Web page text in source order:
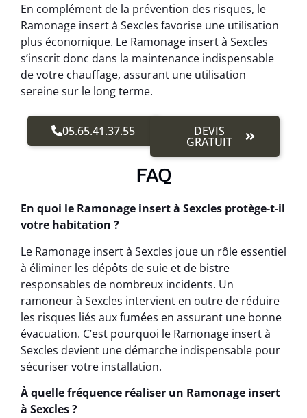
En complément de la prévention des risques, le
Ramonage insert à Sexcles favorise une utilisation
plus économique. Le Ramonage insert à Sexcles
s’inscrit donc dans la maintenance indispensable
de votre chauffage, assurant une utilisation
sereine sur le long terme.
05.65.41.37.55 DEVIS
GRATUIT
FAQ
En quoi le Ramonage insert à Sexcles protège-t-il
votre habitation ?
Le Ramonage insert à Sexcles joue un rôle essentiel
à éliminer les dépôts de suie et de bistre
responsables de nombreux incidents. Un
ramoneur à Sexcles intervient en outre de réduire
les risques liés aux fumées en assurant une bonne
évacuation. C’est pourquoi le Ramonage insert à
Sexcles devient une démarche indispensable pour
sécuriser votre installation.
À quelle fréquence réaliser un Ramonage insert
à Sexcles ?